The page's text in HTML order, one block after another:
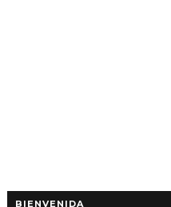
BIENVENIDA